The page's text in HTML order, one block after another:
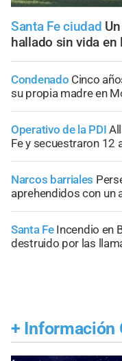
Santa Fe ciudad
hallado sin vida en
Condenado Cinco
su propia madre en
Operativo de la PDI
Fe y secuestraron 12
Narcos barriales
aprehendidos con un
Santa Fe Incendio en
destruido por las
+ Información